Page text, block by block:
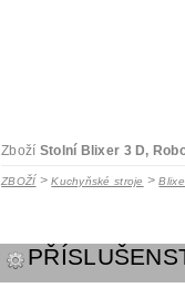
Zboží Stolní Blixer 3 D,
ZBOŽÍ>Kuchyňské stroje >